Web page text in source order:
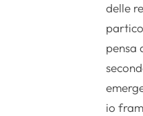
delle
pensa
io